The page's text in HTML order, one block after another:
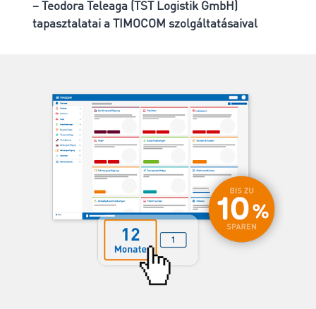
– Teodora Teleaga (TST Logistik GmbH)
tapasztalatai a TIMOCOM szolgáltatásaival